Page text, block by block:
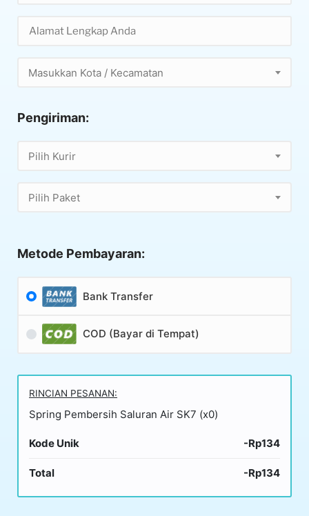
Masukkan Kota / Kecamatan
Pengiriman:
Pilih Kurir
Pilih Paket
Metode Pembayaran:
Bank Transfer
COD (Bayar di Tempat)
RINCIAN PESANAN:
Spring Pembersih Saluran Air SK7 (x0)
Kode Unik -Rp134
Total -Rp134